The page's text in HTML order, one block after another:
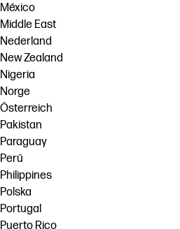
México
Middle East
Nederland
New Zealand
Nigeria
Norge
Österreich
Pakistan
Paraguay
Perú
Philippines
Polska
Portugal
Puerto Rico